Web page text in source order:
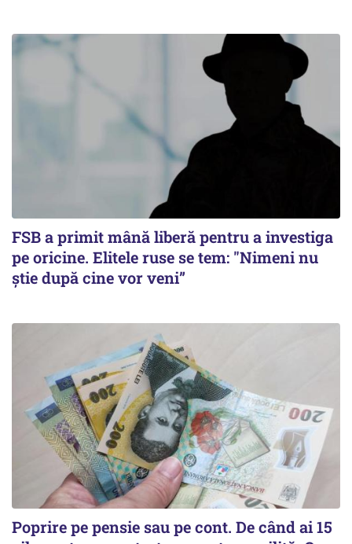
FSB a primit mână liberă pentru a investiga
pe oricine. Elitele ruse se tem: "Nimeni nu
știe după cine vor veni”
Poprire pe pensie sau pe cont. De când ai 15